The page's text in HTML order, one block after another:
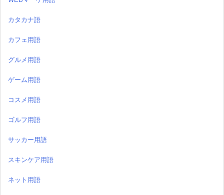
カタカナ語
カフェ用語
グルメ用語
ゲーム用語
コスメ用語
ゴルフ用語
サッカー用語
スキンケア用語
ネット用語